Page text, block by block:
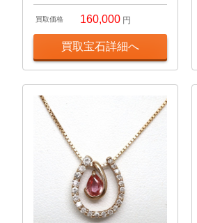
買取価格 160,000 円
買取宝石詳細へ